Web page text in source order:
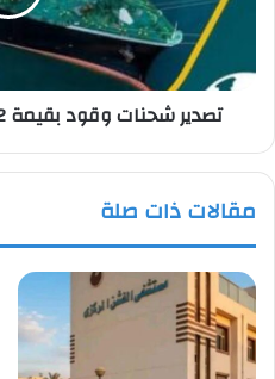
مليار
تصدير شحنات وقود بقيمة 4.2 مليار دولار في 8 أشهر
مقالات ذات صلة